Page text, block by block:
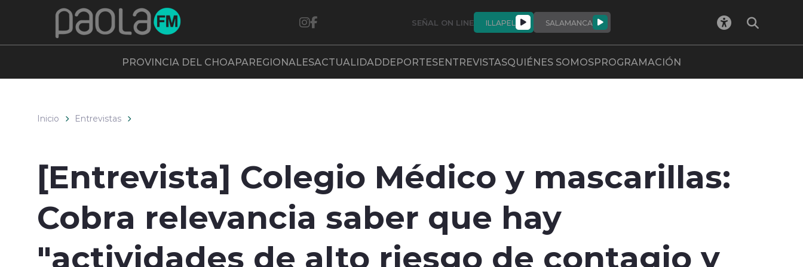
SEÑAL ON LINE ILLAPEL SALAMANCA
PROVINCIA DEL CHOAPAREGIONALESACTUALIDADDEPORTESENTREVISTASQUIÉNES SOMOSPROGRAMACIÓN
Inicio Entrevistas
[Entrevista] Colegio Médico y mascarillas:
Cobra relevancia saber que hay
"actividades de alto riesgo de contagio y